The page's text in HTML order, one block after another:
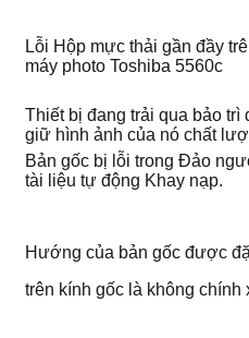
Lỗi Hộp mực thải gần đầy
máy photo Toshiba 5560c
Thiết bị đang trải qua bảo trì
giữ hình ảnh của nó chất
Bản gốc bị lỗi trong Đảo
tài liệu tự động Khay nạp.
Hướng của bản gốc được
trên kính gốc là không chính